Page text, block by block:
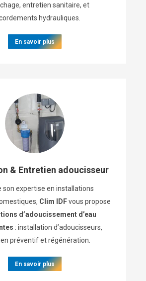
entretien sanitaire, et
hydrauliques.
En savoir plus
& Entretien adoucisseur
son expertise en installations
Clim IDFvous propose
d’adoucissement d’eau
: installation d’adoucisseurs,
préventif et régénération.
En savoir plus